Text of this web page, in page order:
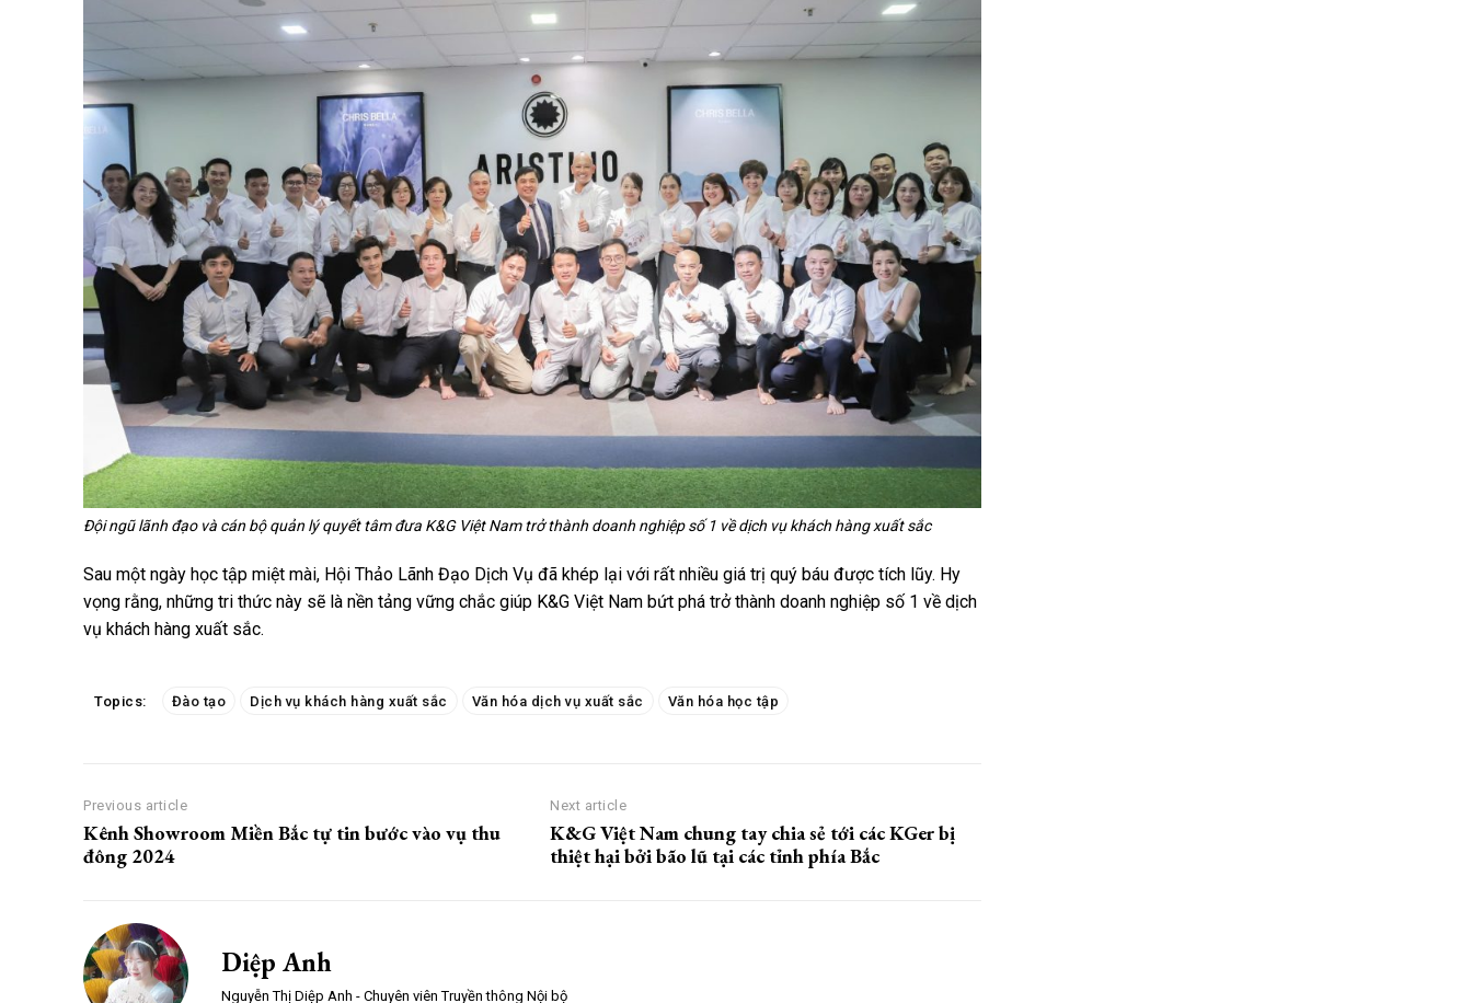
Đội ngũ lãnh đạo và cán bộ quản lý quyết tâm đưa K&G Việt Nam trở thành doanh nghiệp số 1 về dịch vụ khách hàng xuất sắc
Sau một ngày học tập miệt mài, Hội Thảo Lãnh Đạo Dịch Vụ đã khép lại với rất nhiều giá trị quý báu được tích lũy. Hy
vọng rằng, những tri thức này sẽ là nền tảng vững chắc giúp K&G Việt Nam bứt phá trở thành doanh nghiệp số 1 về dịch
vụ khách hàng xuất sắc.
Topics: Đào tạo Dịch vụ khách hàng xuất sắc Văn hóa dịch vụ xuất sắc Văn hóa học tập
Previous article
Kênh Showroom Miền Bắc tự tin bước vào vụ thu
đông 2024
Next article
K&G Việt Nam chung tay chia sẻ tới các KGer bị
thiệt hại bởi bão lũ tại các tỉnh phía Bắc
Diệp Anh
Nguyễn Thị Diệp Anh - Chuyên viên Truyền thông Nội bộ